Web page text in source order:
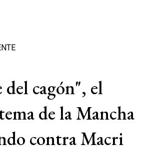
cagón", el
de la Mancha
contra Macri